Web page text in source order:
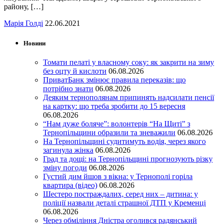
району, […]
Марія Голді 22.06.2021
Новини
Томати пелаті у власному соку: як закрити на зиму
без оцту й кислоти 06.08.2026
ПриватБанк змінює правила переказів: що
потрібно знати 06.08.2026
Деяким тернополянам припинять надсилати пенсії
на картку: що треба зробити до 15 вересня
06.08.2026
“Нам дуже боляче”: волонтерів “На Щиті” з
Тернопільщини образили та зневажили 06.08.2026
На Тернопільщині судитимуть водія, через якого
загинула жінка 06.08.2026
Град та дощі: на Тернопільщині прогнозують різку
зміну погоди 06.08.2026
Густий дим йшов з вікна: у Тернополі горіла
квартира (відео) 06.08.2026
Шестеро постраждалих, серед них – дитина: у
поліції назвали деталі страшної ДТП у Кременці
06.08.2026
Через обміління Дністра оголився радянський